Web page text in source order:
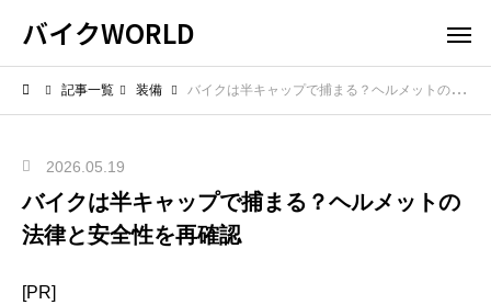
バイクWORLD
記事一覧 装備 バイクは半キャップで捕まる？ヘルメットの法律と安全性を再確認
2026.05.19
バイクは半キャップで捕まる？ヘルメットの
法律と安全性を再確認
[PR]